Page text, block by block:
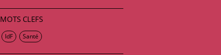
MOTS CLEFS
IdF Santé